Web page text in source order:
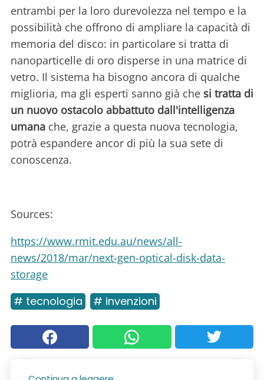
entrambi per la loro durevolezza nel tempo e la
possibilità che offrono di ampliare la capacità di
memoria del disco: in particolare si tratta di
nanoparticelle di oro disperse in una matrice di
vetro. Il sistema ha bisogno ancora di qualche
miglioria, ma gli esperti sanno già che si tratta di
un nuovo ostacolo abbattuto dall'intelligenza
umana che, grazie a questa nuova tecnologia,
potrà espandere ancor di più la sua sete di
conoscenza.
Sources:
https://www.rmit.edu.au/news/all-
news/2018/mar/next-gen-optical-disk-data-
storage
# tecnologia # invenzioni